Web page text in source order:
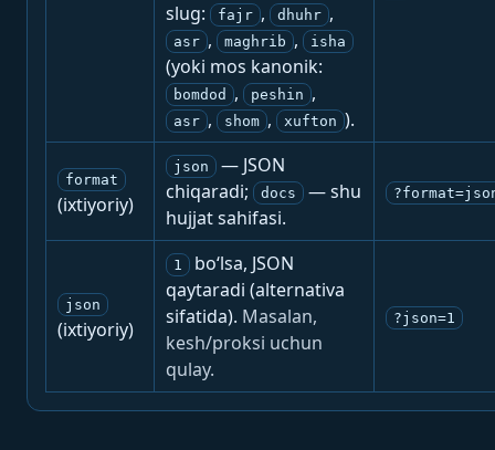
slug:
fajr , dhuhr ,
asr , maghrib , isha
(yoki mos kanonik:
bomdod , peshin ,
asr , shom , xufton ).
format
(ixtiyoriy)
json
— JSON
chiqaradi;
docs
— shu
hujjat sahifasi.
json
(ixtiyoriy)
1
bo‘lsa, JSON
qaytaradi (alternativa
sifatida). Masalan,
kesh/proksi uchun
qulay.
?json=1